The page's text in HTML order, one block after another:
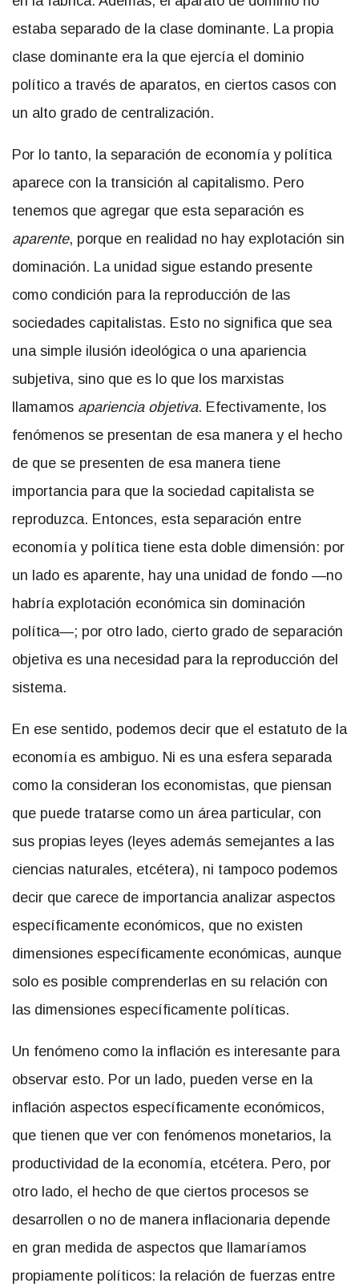
estaba separado de la clase dominante. La propia
clase dominante era la que ejercía el dominio
político a través de aparatos, en ciertos casos con
un alto grado de centralización.
Por lo tanto, la separación de economía y política
aparece con la transición al capitalismo. Pero
tenemos que agregar que esta separación es
aparente, porque en realidad no hay explotación sin
dominación. La unidad sigue estando presente
como condición para la reproducción de las
sociedades capitalistas. Esto no significa que sea
una simple ilusión ideológica o una apariencia
subjetiva, sino que es lo que los marxistas
llamamos apariencia objetiva. Efectivamente, los
fenómenos se presentan de esa manera y el hecho
de que se presenten de esa manera tiene
importancia para que la sociedad capitalista se
reproduzca. Entonces, esta separación entre
economía y política tiene esta doble dimensión: por
un lado es aparente, hay una unidad de fondo —no
habría explotación económica sin dominación
política—; por otro lado, cierto grado de separación
objetiva es una necesidad para la reproducción del
sistema.
En ese sentido, podemos decir que el estatuto de la
economía es ambiguo. Ni es una esfera separada
como la consideran los economistas, que piensan
que puede tratarse como un área particular, con
sus propias leyes (leyes además semejantes a las
ciencias naturales, etcétera), ni tampoco podemos
decir que carece de importancia analizar aspectos
específicamente económicos, que no existen
dimensiones específicamente económicas, aunque
solo es posible comprenderlas en su relación con
las dimensiones específicamente políticas.
Un fenómeno como la inflación es interesante para
observar esto. Por un lado, pueden verse en la
inflación aspectos específicamente económicos,
que tienen que ver con fenómenos monetarios, la
productividad de la economía, etcétera. Pero, por
otro lado, el hecho de que ciertos procesos se
desarrollen o no de manera inflacionaria depende
en gran medida de aspectos que llamaríamos
propiamente políticos: la relación de fuerzas entre